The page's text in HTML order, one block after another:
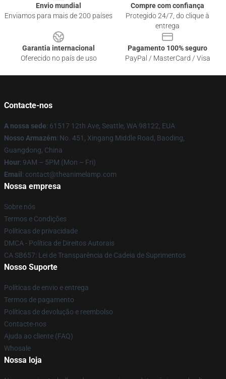
Envio mundial
Enviamos para mais de 200 países
Compre com confiança
Protegido 24/7, do clique à
entrega
Garantia internacional
Oferecido no país de uso
Pagamento 100% seguro
PayPal / MasterCard / Visa
Contacte-nos
A nossa sede: 61517 12th Ave, Seattle, WA 98122, EUA
Nosso Armazém: No. 451, Xingang Middle Road, Baoding,
Guangdong, China
Hour: 9AM – 5PM (Mon – Fri)
Email : contact@theanimelamp.com
Nossa empresa
Sobre nós
Termos e Condições
Políticas de privacidade
DMCA - Política de Direitos Autorais
CA SB657: Lei de Transparência de Cadeia de Suprimentos
Nosso Suporte
Políticas de envio e entrega
Termos de pagamento
Políticas de devolução e reembolso
Contacte-nos
Ajuda ao cliente (FAQ)
Whosale
Nossa loja